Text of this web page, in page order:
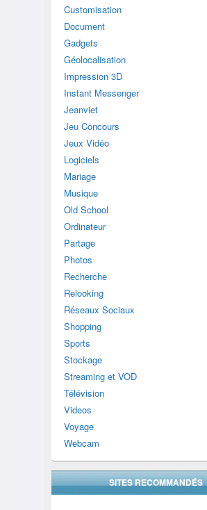
Customisation
Document
Gadgets
Géolocalisation
Impression 3D
Instant Messenger
Jeanviet
Jeu Concours
Jeux Vidéo
Logiciels
Mariage
Musique
Old School
Ordinateur
Partage
Photos
Recherche
Relooking
Réseaux Sociaux
Shopping
Sports
Stockage
Streaming et VOD
Télévision
Videos
Voyage
Webcam
SITES RECOMMANDÉS